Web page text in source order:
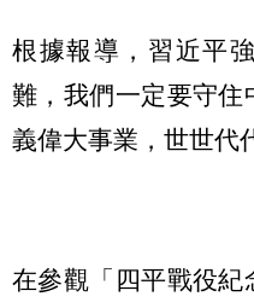
根據報導，習近平
難，我們一定要守住
義偉大事業，世世代
在參觀「四平戰役紀